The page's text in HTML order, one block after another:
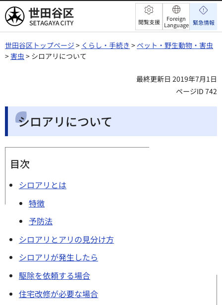
世田谷区 閲覧支援
Foreign
Language 緊急情報
世田谷区トップページ > くらし・手続き > ペット・野生動物・害虫
>害虫 > シロアリについて
最終更新日 2019年7月1日
ページID 742
シロアリについて
目次
シロアリとは
特徴
予防法
シロアリとアリの見分け方
シロアリが発生したら
駆除を依頼する場合
住宅改修が必要な場合